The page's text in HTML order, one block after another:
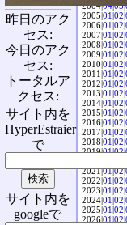
2004|04|05|
2005|01|02|
2006|01|02|
2007|01|02|
2008|01|02|
2009|01|02|
2010|01|02|
2011|01|02|
2012|01|02|
2013|01|02|
2014|01|02|
2015|01|02|
2016|01|02|
2017|01|02|
2018|01|02|
2019|01|02|
2021|01|02|
2022|01|02|
2023|01|02|
2024|01|02|
2025|01|02|
2026|01|02|
昨日のアク
セス:
今日のアク
セス:
トータルア
クセス:
サイト内を
HyperEstraier
で
サイト内を
googleで